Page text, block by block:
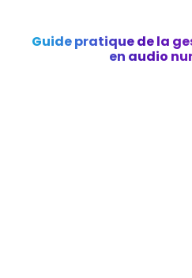
Guide pratique de la
en audio